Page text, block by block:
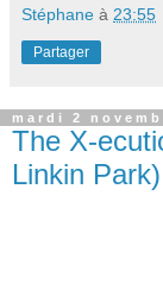
Stéphane à 23:55
Partager
mardi 2
The X-
Linkin Park)